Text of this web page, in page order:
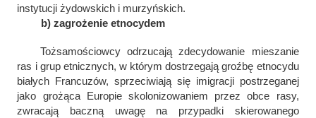
instytucji żydowskich i murzyńskich.
b) zagrożenie etnocydem
Tożsamościowcy odrzucają zdecydowanie mieszanie
ras i grup etnicznych, w którym dostrzegają groźbę etnocydu
białych Francuzów, sprzeciwiają się imigracji postrzeganej
jako grożąca Europie skolonizowaniem przez obce rasy,
zwracają baczną uwagę na przypadki skierowanego